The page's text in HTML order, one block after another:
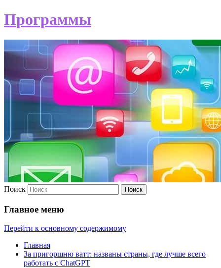
Программы
Поиск
Главное меню
Перейти к основному содержимому
Главная
За пригоршню ватт: названы страны, где лучше всего
работать с ChatGPT